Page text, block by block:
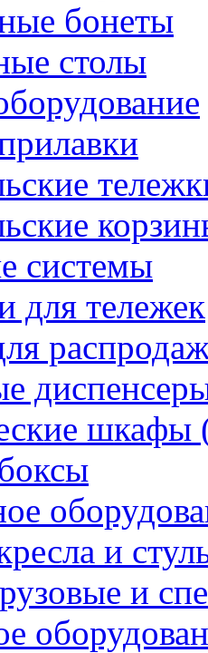
бонеты
столы
системы
для тележек
и
и